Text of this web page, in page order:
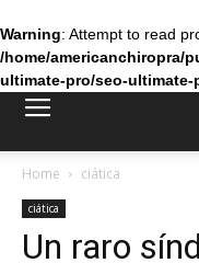
Warning: Attempt to read
/home/americanchiropra/
ultimate-pro/seo-ultimate-
Home ciática
ciática
Un raro